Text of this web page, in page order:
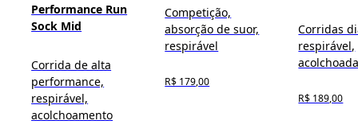
Performance Run
Sock Mid
Corrida de alta
performance,
respirável,
acolchoamento
Competição,
absorção de suor,
respirável
R$ 179,00
Corridas
respirável,
R$ 189,00